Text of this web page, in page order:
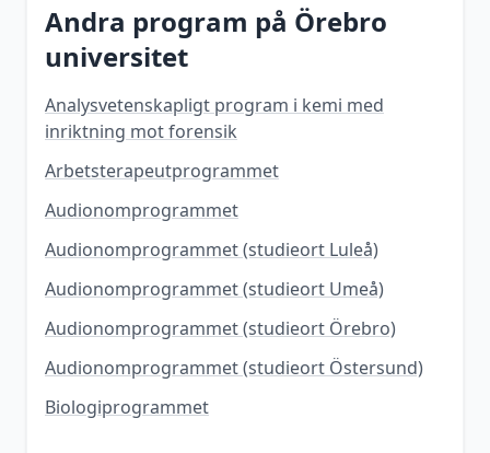
Andra program på Örebro
universitet
Analysvetenskapligt program i kemi med
inriktning mot forensik
Arbetsterapeutprogrammet
Audionomprogrammet
Audionomprogrammet (studieort Luleå)
Audionomprogrammet (studieort Umeå)
Audionomprogrammet (studieort Örebro)
Audionomprogrammet (studieort Östersund)
Biologiprogrammet